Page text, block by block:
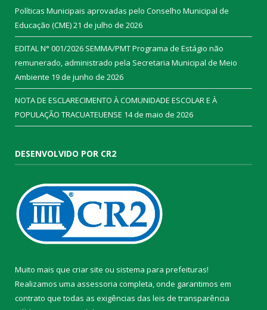
Políticas Municipais aprovadas pelo Conselho Municipal de
Educação (CME)21 de julho de 2026
EDITAL N° 001/2026 SEMMA/PMT Programa de Estágio não
remunerado, administrado pela Secretaria Municipal de Meio
Ambiente 19 de junho de 2026
NOTA DE ESCLARECIMENTO À COMUNIDADE ESCOLAR E À
POPULAÇÃO TRACUATEUENSE 14 de maio de 2026
DESENVOLVIDO POR CR2
Muito mais que criar site ou sistema para prefeituras!
Realizamos uma assessoria completa, onde garantimos em
contrato que todas as exigências das leis de transparência